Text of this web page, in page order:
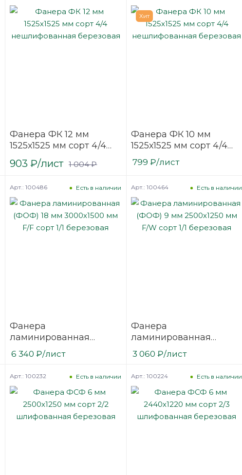
Фанера ФК 12 мм
1525х1525 мм сорт 4/4
нешлифованная
березовая
903 ₽/лист 1 004₽
Хит
Фанера ФК 10 мм
1525х1525 мм сорт 4/4
нешлифованная
березовая
799 ₽/лист
Фанера
ламинированная
(ФОФ) 18 мм 3000х1500
мм F/F сорт 1/1
Есть в наличии
Арт.: 100486
6 340 ₽/лист
Фанера
ламинированная
(ФОФ) 9 мм 2500х1250
мм F/W сорт 1/1
Есть в наличии
Арт.: 100464
3 060 ₽/лист
Есть в наличии
Арт.: 100232 Есть в наличии
Арт.: 100224